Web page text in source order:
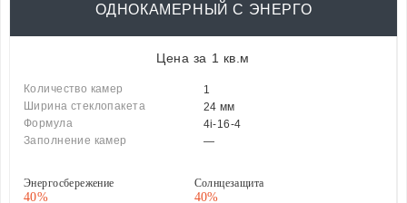
ОДНОКАМЕРНЫЙ С ЭНЕРГО
Цена за 1 кв.м
Количество камер
1
Ширина стеклопакета
24 мм
Формула
4і-16-4
Заполнение камер
—
Энергосбережение
40%
Солнцезащита
40%